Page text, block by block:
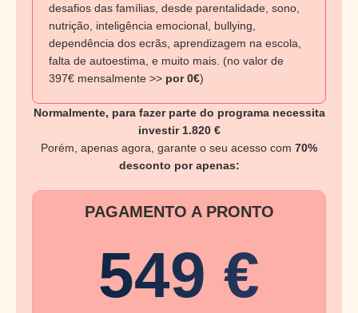
desafios das famílias, desde parentalidade, sono,
nutrição, inteligência emocional, bullying,
dependência dos ecrãs, aprendizagem na escola,
falta de autoestima, e muito mais. (no valor de
397€ mensalmente >> por 0€)
Normalmente, para fazer parte do programa necessita
investir 1.820 €
Porém, apenas agora, garante o seu acesso com 70%
desconto por apenas:
PAGAMENTO A PRONTO
549 €